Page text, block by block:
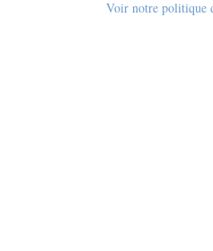
Voir notre politique